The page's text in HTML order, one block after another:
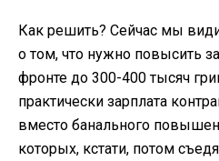
Как решить? Сейчас мы
о том, что нужно повысить
фронте до 300-400 тысяч
практически зарплата
вместо банального
которых, кстати, потом